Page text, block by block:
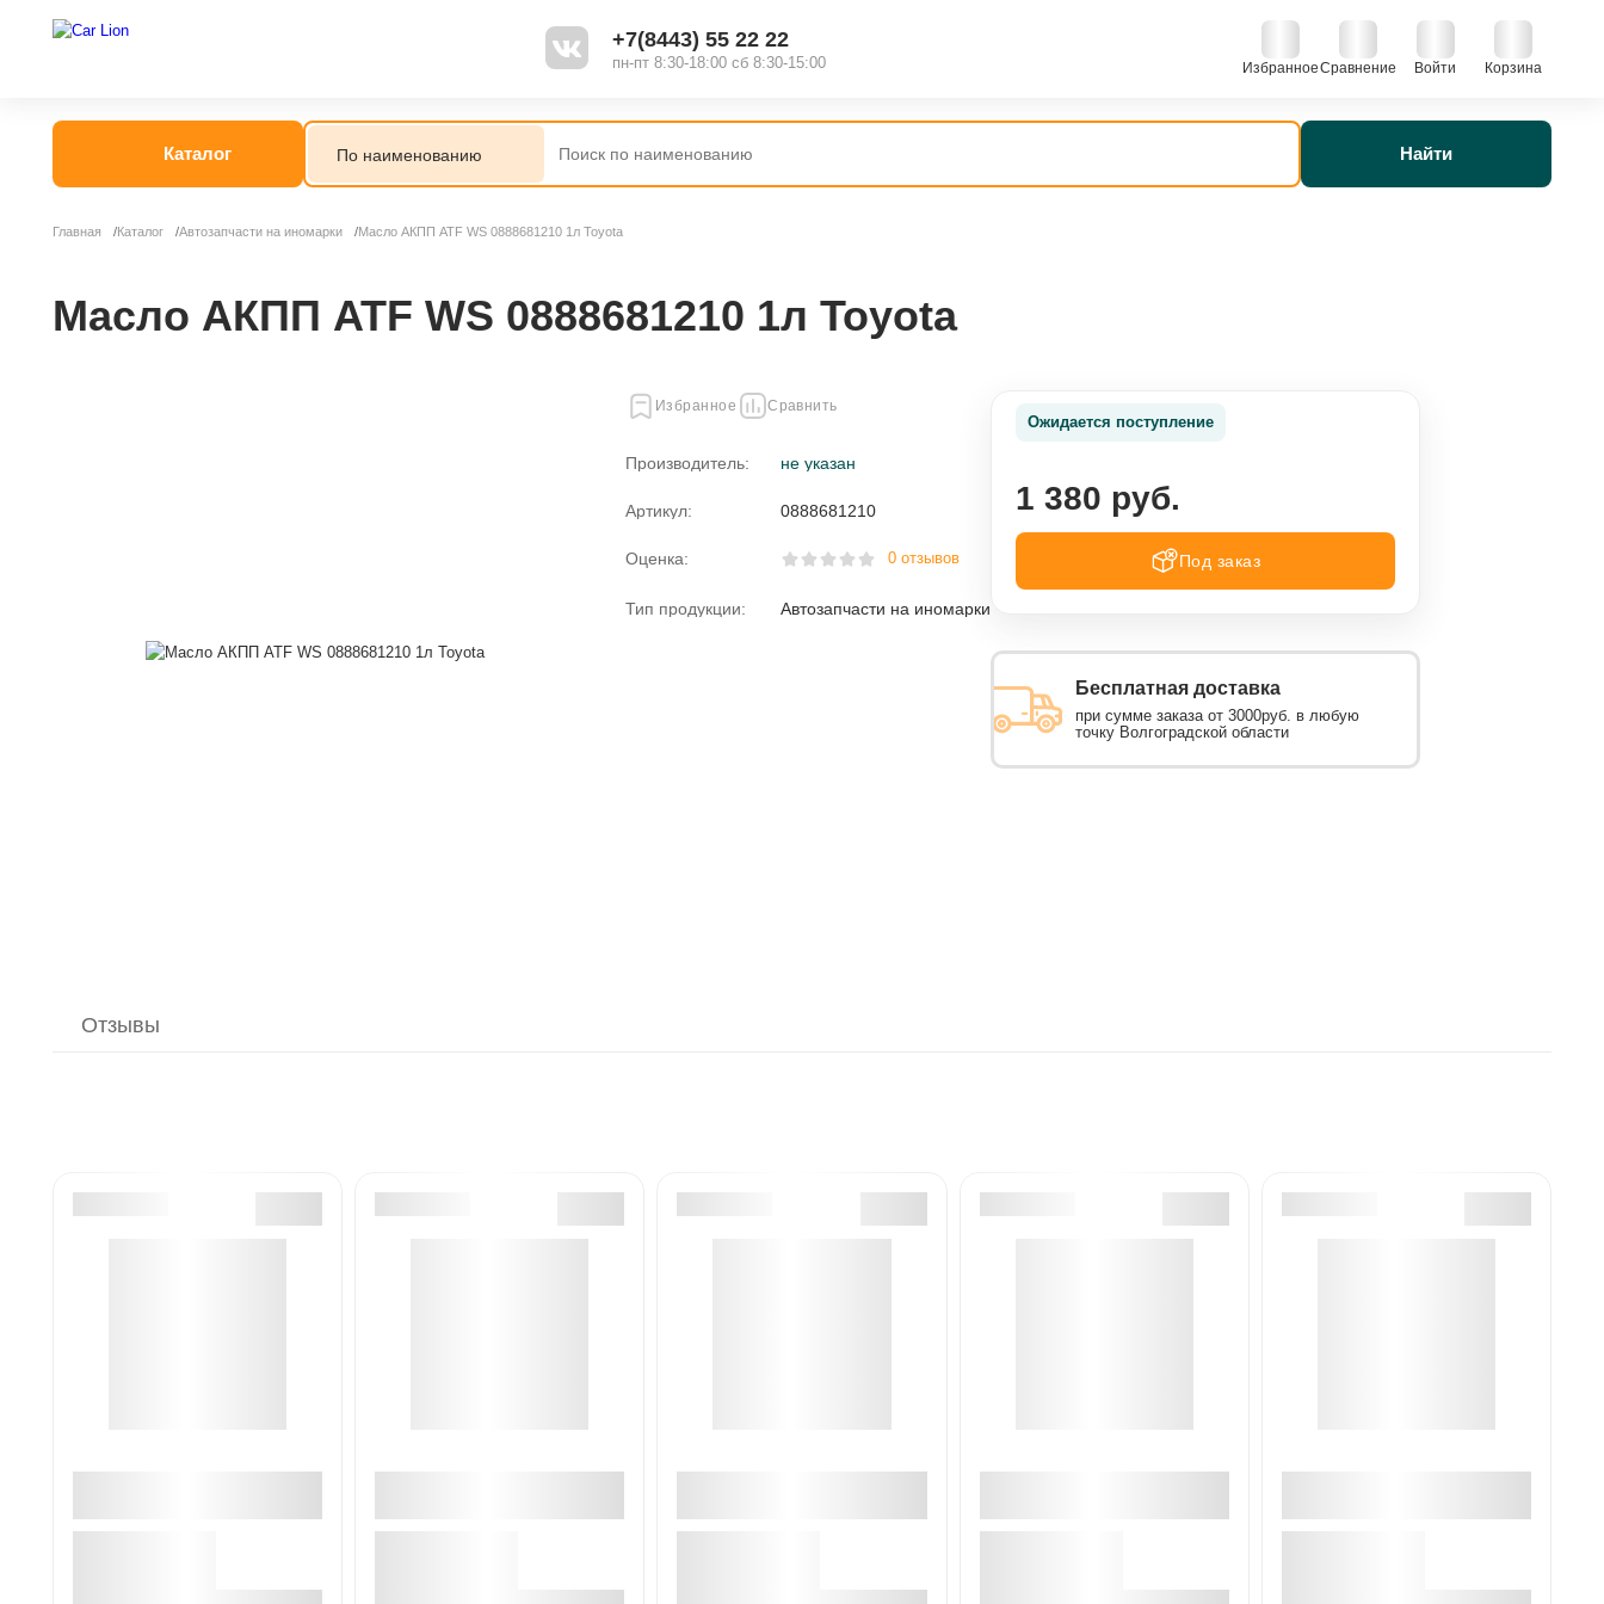
+7(8443) 55 22 22
пн-пт 8:30-18:00 сб 8:30-15:00 ИзбранноеСравнение Войти Корзина
Каталог Найти
Главная Каталог Автозапчасти на иномарки Масло АКПП ATF WS 0888681210 1л Toyota
Масло АКПП ATF WS 0888681210 1л Toyota
Избранное Сравнить
Производитель: не указан
Артикул: 0888681210
Оценка: 0 отзывов
Тип продукции: Автозапчасти на иномарки
Ожидается поступление
1 380 руб.
Под заказ
Бесплатная доставка
при сумме заказа от 3000руб. в любую
точку Волгоградской области
Отзывы